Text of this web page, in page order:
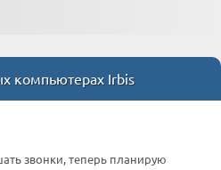
компьютерах Irbis
звонки, теперь планирую